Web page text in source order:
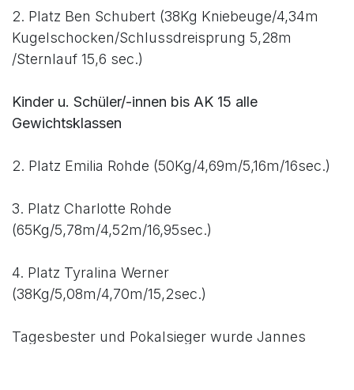
2. Platz Ben Schubert (38Kg Kniebeuge/4,34m
Kugelschocken/Schlussdreisprung 5,28m
/Sternlauf 15,6 sec.)
Kinder u. Schüler/-innen bis AK 15 alle
Gewichtsklassen
2. Platz Emilia Rohde (50Kg/4,69m/5,16m/16sec.)
3. Platz Charlotte Rohde
(65Kg/5,78m/4,52m/16,95sec.)
4. Platz Tyralina Werner
(38Kg/5,08m/4,70m/15,2sec.)
Tagesbester und Pokalsieger wurde Jannes